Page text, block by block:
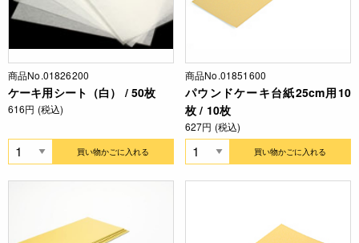
商品No.01826200
ケーキ用シート（白） / 50枚
616円 (税込)
買い物かごに入れる
商品No.01851600
パウンドケーキ台紙25cm用10
枚 / 10枚
627円 (税込)
買い物かごに入れる